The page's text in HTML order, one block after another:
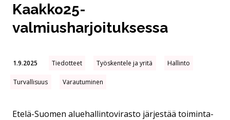
Kaakko25-
valmiusharjoituksessa
1.9.2025 Tiedotteet Työskentele ja yritä Hallinto
Turvallisuus Varautuminen
Etelä-Suomen aluehallintovirasto järjestää toiminta-